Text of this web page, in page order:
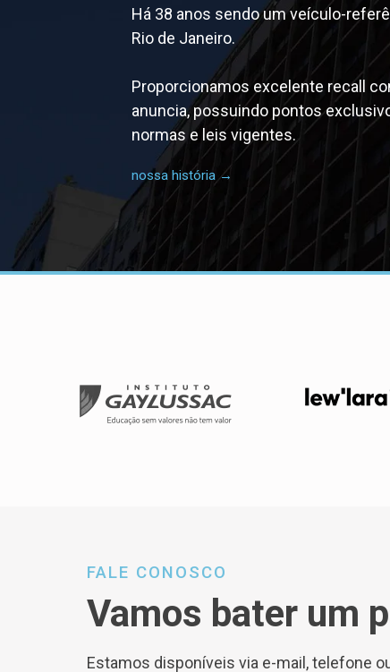
Há 38 anos sendo um veículo-
Rio de Janeiro.
Proporcionamos excelente recall
anuncia, possuindo pontos
normas e leis vigentes.
nossa história →
FALE CONOSCO
Vamos bater um
Estamos disponíveis via e-mail, telefone